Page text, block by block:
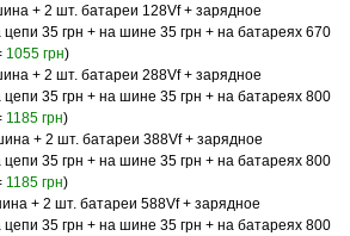
+ 2 шт. батареи 128Vf + зарядное
цепи 35 грн + на шине 35 грн + на батареях 670
1055 грн)
+ 2 шт. батареи 288Vf + зарядное
цепи 35 грн + на шине 35 грн + на батареях 800
1185 грн)
+ 2 шт. батареи 388Vf + зарядное
цепи 35 грн + на шине 35 грн + на батареях 800
1185 грн)
+ 2 шт. батареи 588Vf + зарядное
цепи 35 грн + на шине 35 грн + на батареях 800